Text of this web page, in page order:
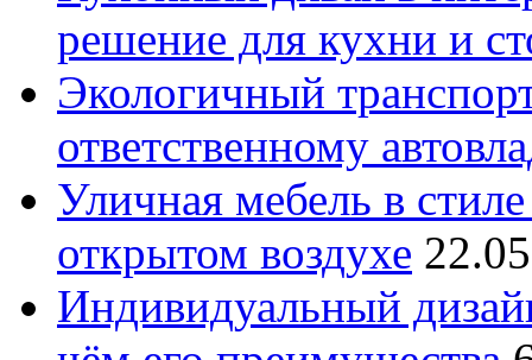
решение для кухни и
Экологичный
ответственному
Уличная мебель в
открытом воздухе
Индивидуальный